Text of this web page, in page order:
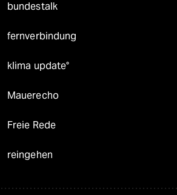
bundestalk
fernverbindung
klima update°
Mauerecho
Freie Rede
reingehen